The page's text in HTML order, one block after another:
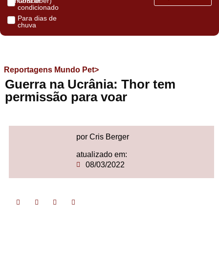
condicionado
Para dias de
chuva
Reportagens Mundo Pet>
Guerra na Ucrânia: Thor tem
permissão para voar
por Cris Berger
atualizado em:
08/03/2022